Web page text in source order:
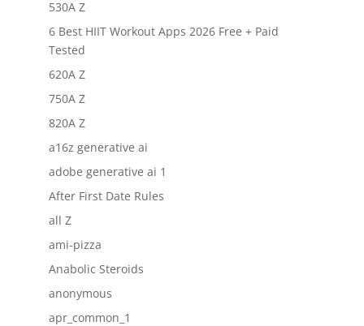
530A Z
6 Best HIIT Workout Apps 2026 Free + Paid
Tested
620A Z
750A Z
820A Z
a16z generative ai
adobe generative ai 1
After First Date Rules
all Z
ami-pizza
Anabolic Steroids
anonymous
apr_common_1